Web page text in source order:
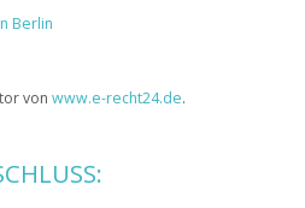
Berlin
von www.e-recht24.de.